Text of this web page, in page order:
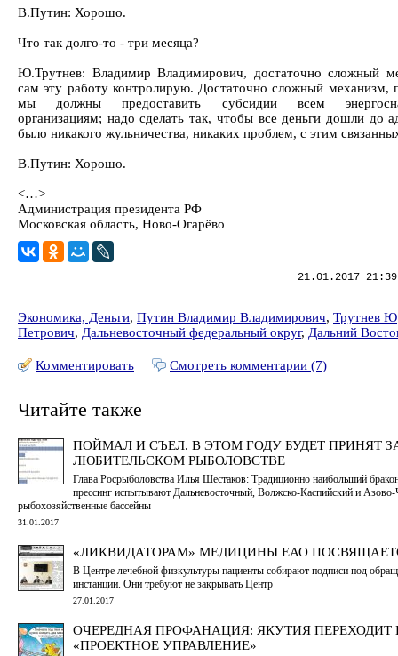
В.Путин: Хорошо.
Что так долго-то - три месяца?
Ю.Трутнев: Владимир Владимирович, достаточно сложный
сам эту работу контролирую. Достаточно сложный механизм,
мы должны предоставить субсидии всем
организациям; надо сделать так, чтобы все деньги дошли до
было никакого жульничества, никаких проблем, с этим
В.Путин: Хорошо.
<…>
Администрация президента РФ
Московская область, Ново-Огарёво
21.01.2017
Экономика, Деньги, Путин Владимир Владимирович, Трутнев
Петрович, Дальневосточный федеральный округ, Дальний
Комментировать Смотреть комментарии (7)
Читайте также
ПОЙМАЛ И СЪЕЛ. В ЭТОМ ГОДУ БУДЕТ ПРИНЯТ
ЛЮБИТЕЛЬСКОМ РЫБОЛОВСТВЕ
Глава Росрыболовства Илья Шестаков: Традиционно наибольший
прессинг испытывают Дальневосточный, Волжско-Каспийский и
рыбохозяйственные бассейны
31.01.2017
«ЛИКВИДАТОРАМ» МЕДИЦИНЫ ЕАО
В Центре лечебной физкультуры пациенты собирают подписи под
инстанции. Они требуют не закрывать Центр
27.01.2017
ОЧЕРЕДНАЯ ПРОФАНАЦИЯ: ЯКУТИЯ ПЕРЕХОДИТ
«ПРОЕКТНОЕ УПРАВЛЕНИЕ»